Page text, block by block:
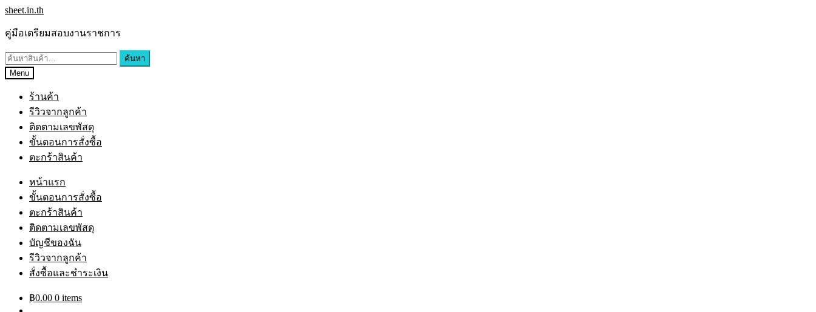
sheet.in.th
คู่มือเตรียมสอบงานราชการ
ค้นหา
Menu
ร้านค้า
รีวิวจากลูกค้า
ติดตามเลขพัสดุ
ขั้นตอนการสั่งซื้อ
ตะกร้าสินค้า
หน้าแรก
ขั้นตอนการสั่งซื้อ
ตะกร้าสินค้า
ติดตามเลขพัสดุ
บัญชีของฉัน
รีวิวจากลูกค้า
สั่งซื้อและชำระเงิน
฿0.00 0 items